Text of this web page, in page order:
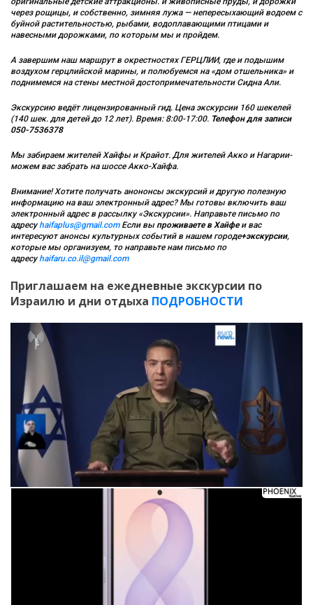
через рощицы, и собственно, зимняя лужа — непересыхающий водоем с
буйной растительностью, рыбами, водоплавающими птицами и
навесными дорожками, по которым мы и пройдем.
А завершим наш маршрут в окрестностях ГЕРЦЛИИ, где и подышим
воздухом герцлийской марины, и полюбуемся на «дом отшельника» и
поднимемся на стены местной достопримечательности Сидна Али.
Экскурсию ведёт лицензированный гид. Цена экскурсии 160 шекелей
(140 шек. для детей до 12 лет). Время: 8:00-17:00. Телефон для записи
050-7536378
Мы забираем жителей Хайфы и Крайот. Для жителей Акко и Нагарии-
можем вас забрать на шоссе Акко-Хайфа.
Внимание! Хотите получать анононсы экскурсий и другую полезную
информацию на ваш электронный адрес? Мы готовы включить ваш
электронный адрес в рассылку «Экскурсии». Направьте письмо по
адресуhaifaplus@gmail.comЕсли вы проживаете в Хайфеи вас
интересуют анонсы культурных событий в нашем городе+экскурсии,
которые мы организуем, то направьте нам письмо по
адресуhaifaru.co.il@gmail.com
Приглашаем на ежедневные экскурсии по
Израилю и дни отдыха ПОДРОБНОСТИ